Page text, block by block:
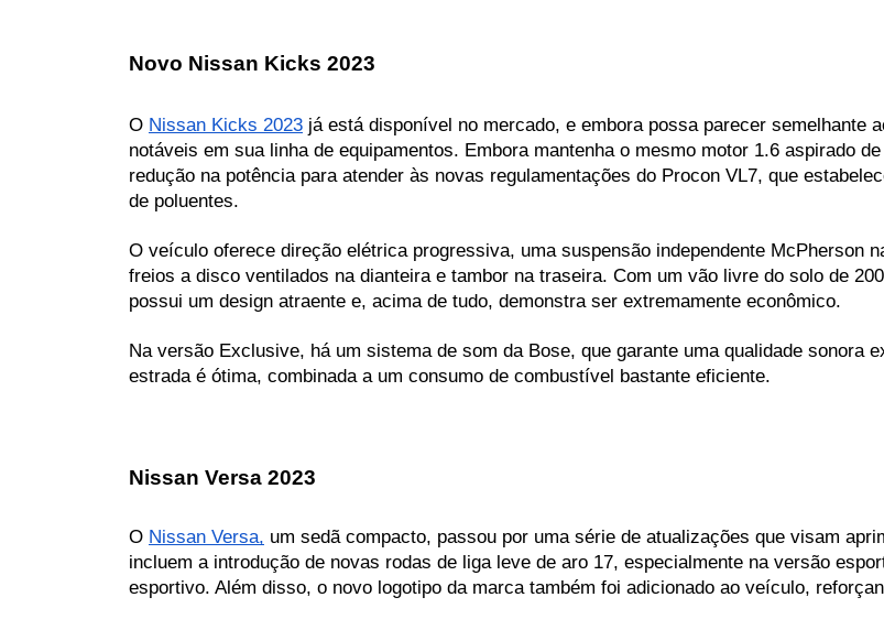
Novo Nissan Kicks 2023
O Nissan Kicks 2023 já está disponível no mercado, e embora possa parecer semelhante
notáveis em sua linha de equipamentos. Embora mantenha o mesmo motor 1.6 aspirado
redução na potência para atender às novas regulamentações do Procon VL7, que
de poluentes.
O veículo oferece direção elétrica progressiva, uma suspensão independente McPherson
freios a disco ventilados na dianteira e tambor na traseira. Com um vão livre do solo de
possui um design atraente e, acima de tudo, demonstra ser extremamente econômico.
Na versão Exclusive, há um sistema de som da Bose, que garante uma qualidade sonora
estrada é ótima, combinada a um consumo de combustível bastante eficiente.
Nissan Versa 2023
O Nissan Versa, um sedã compacto, passou por uma série de atualizações que visam
incluem a introdução de novas rodas de liga leve de aro 17, especialmente na versão
esportivo. Além disso, o novo logotipo da marca também foi adicionado ao veículo,